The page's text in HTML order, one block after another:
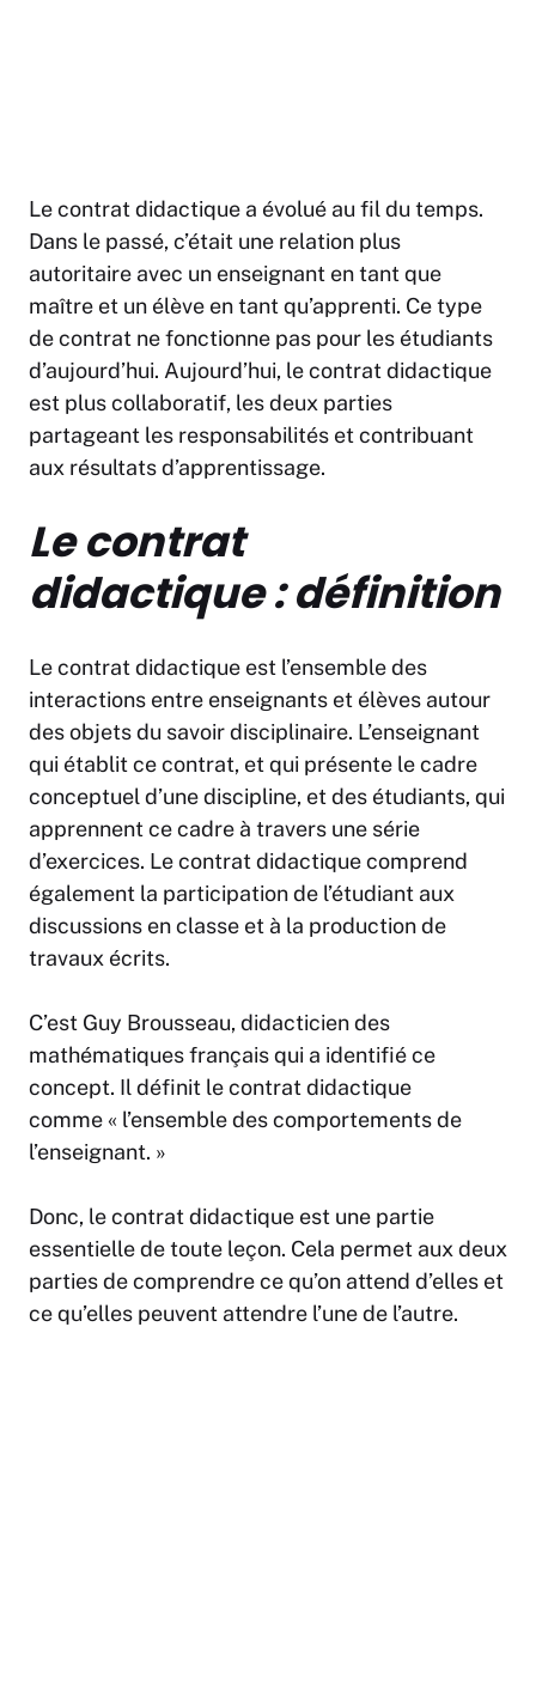
Le contrat didactique a évolué au fil du temps.
Dans le passé, c’était une relation plus
autoritaire avec un enseignant en tant que
maître et un élève en tant qu’apprenti. Ce type
de contrat ne fonctionne pas pour les étudiants
d’aujourd’hui. Aujourd’hui, le contrat didactique
est plus collaboratif, les deux parties
partageant les responsabilités et contribuant
aux résultats d’apprentissage.
Le contrat
didactique : définition
Le contrat didactique est l’ensemble des
interactions entre enseignants et élèves autour
des objets du savoir disciplinaire. L’enseignant
qui établit ce contrat, et qui présente le cadre
conceptuel d’une discipline, et des étudiants, qui
apprennent ce cadre à travers une série
d’exercices. Le contrat didactique comprend
également la participation de l’étudiant aux
discussions en classe et à la production de
travaux écrits.
C’est Guy Brousseau, didacticien des
mathématiques français qui a identifié ce
concept. Il définit le contrat didactique
comme « l’ensemble des comportements de
l’enseignant. »
Donc, le contrat didactique est une partie
essentielle de toute leçon. Cela permet aux deux
parties de comprendre ce qu’on attend d’elles et
ce qu’elles peuvent attendre l’une de l’autre.